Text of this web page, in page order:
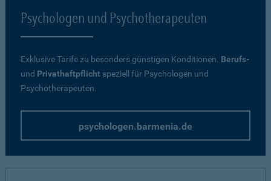
Psychologen und Psychotherapeuten
Exklusive Tarife zu besonders günstigen Konditionen. Berufs-
und Privathaftpflicht speziell für Psychologen und
Psychotherapeuten.
psychologen.barmenia.de